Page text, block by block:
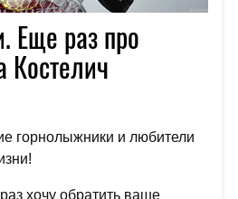
Еще раз про
Костелич
горнолыжники и любители
хочу обратить ваше